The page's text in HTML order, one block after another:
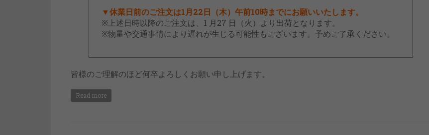
▼休業日前のご注文は1月22日（木）午前10時までにお願いいたします。
※上述日時以降のご注文は、1 月27 日（火）より出荷となります。
※物量や交通事情により遅れが生じる可能性もございます。予めご了承ください。
皆様のご理解のほど何卒よろしくお願い申し上げます。
Read more